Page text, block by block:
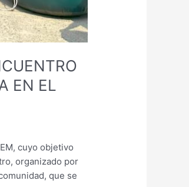
EN EL
cuyo objetivo
organizado por
que se